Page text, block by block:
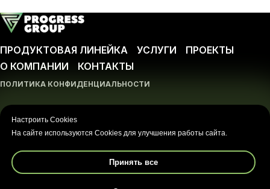
ПРОДУКТОВАЯ ЛИНЕЙКА УСЛУГИ
ПРОЕКТЫ
О КОМПАНИИ
КОНТАКТЫ
ПОЛИТИКА КОНФИДЕНЦИАЛЬНОСТИ
Настроить Cookies
На сайте используются Cookies для улучшения работы сайта.
Принять все
Любое использование либо копирование материалов
или подборки материалов сайта, элементов дизайна и
оформления допускается лишь с разрешения
правообладателя и только со ссылкой на источник:
https://progressgroup.pro